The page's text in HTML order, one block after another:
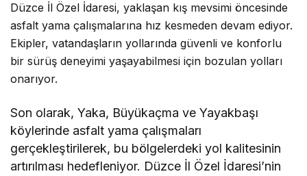
Düzce İl Özel İdaresi, yaklaşan kış mevsimi öncesinde
asfalt yama çalışmalarına hız kesmeden devam ediyor.
Ekipler, vatandaşların yollarında güvenli ve konforlu
bir sürüş deneyimi yaşayabilmesi için bozulan yolları
onarıyor.
Son olarak, Yaka, Büyükaçma ve Yayakbaşı
köylerinde asfalt yama çalışmaları
gerçekleştirilerek, bu bölgelerdeki yol kalitesinin
artırılması hedefleniyor. Düzce İl Özel İdaresi’nin